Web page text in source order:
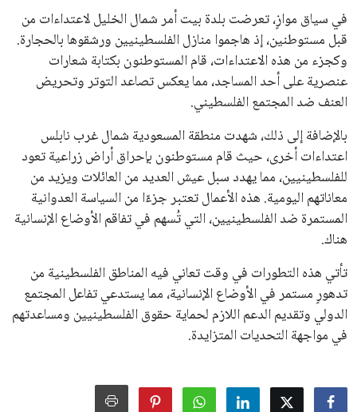
في سياق موازٍ، تعرضت بلدة بيت أمر شمال الخليل لاعتداءات من
قبل مستوطنين، إذ هاجموا منازل الفلسطينيين ورشقوها بالحجارة.
وكجزء من هذه الاعتداءات، قام المستوطنون بكتابة شعارات
عنصرية على أحد المساجد، مما يعكس تصاعد التوتر وتحريض
العنف ضد المجتمع الفلسطيني.
بالإضافة إلى ذلك، شهدت منطقة المسعودية شمال غرب نابلس
اعتداءات أخرى، حيث قام مستوطنون بإحراق أراض زراعية تعود
للفلسطينيين، مما يهدد سبل عيش العديد من العائلات ويزيد من
معاناتهم اليومية. هذه الأعمال تعتبر جزءًا من السياسة العدوانية
المستمرة ضد الفلسطينيين، التي تُسهم في تفاقم الأوضاع الإنسانية
هناك.
تأتي هذه التطورات في وقت تعاني فيه المناطق الفلسطينية من
تدهورٍ مستمر في الأوضاع الإنسانية، مما يستدعي تفاعل المجتمع
الدولي وتقديم الدعم اللازم لحماية حقوق الفلسطينيين ومساعدتهم
في مواجهة التحديات المتزايدة.